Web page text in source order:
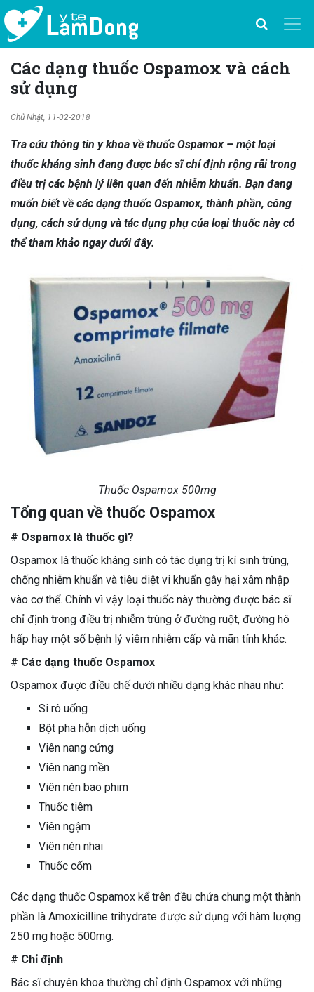
Các dạng thuốc Ospamox và cách
sử dụng
Chủ Nhật, 11-02-2018
Tra cứu thông tin y khoa về thuốc Ospamox – một loại
thuốc kháng sinh đang được bác sĩ chỉ định rộng rãi trong
điều trị các bệnh lý liên quan đến nhiễm khuẩn. Bạn đang
muốn biết về các dạng thuốc Ospamox, thành phần, công
dụng, cách sử dụng và tác dụng phụ của loại thuốc này có
thể tham khảo ngay dưới đây.
Thuốc Ospamox 500mg
Tổng quan về thuốc Ospamox
# Ospamox là thuốc gì?
Ospamox là thuốc kháng sinh có tác dụng trị kí sinh trùng,
chống nhiễm khuẩn và tiêu diệt vi khuẩn gây hại xâm nhập
vào cơ thể. Chính vì vậy loại thuốc này thường được bác sĩ
chỉ định trong điều trị nhiễm trùng ở đường ruột, đường hô
hấp hay một số bệnh lý viêm nhiễm cấp và mãn tính khác.
# Các dạng thuốc Ospamox
Ospamox được điều chế dưới nhiều dạng khác nhau như:
Si rô uống
Bột pha hỗn dịch uống
Viên nang cứng
Viên nang mền
Viên nén bao phim
Thuốc tiêm
Viên ngậm
Viên nén nhai
Thuốc cốm
Các dạng thuốc Ospamox kể trên đều chứa chung một thành
phần là Amoxicilline trihydrate được sử dụng với hàm lượng
250 mg hoặc 500mg.
# Chỉ định
Bác sĩ chuyên khoa thường chỉ định Ospamox với những